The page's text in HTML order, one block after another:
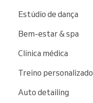
Estúdio de dança
Bem-estar & spa
Clínica médica
Treino personalizado
Auto detailing